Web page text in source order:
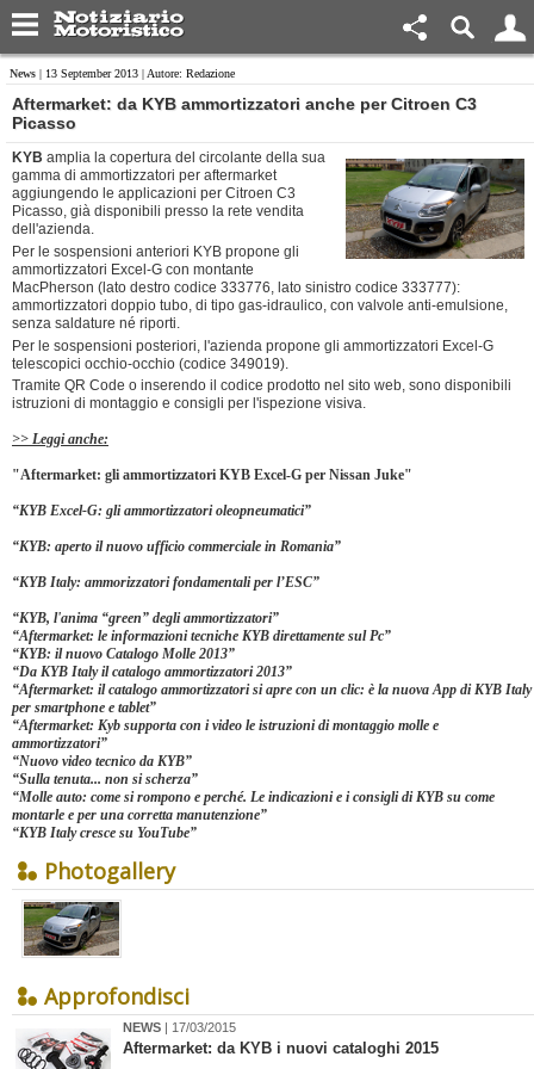
News | 13 September 2013 | Autore: Redazione
Aftermarket: da KYB ammortizzatori anche per Citroen C3
Picasso
KYB amplia la copertura del circolante della sua
gamma di ammortizzatori per aftermarket
aggiungendo le applicazioni per Citroen C3
Picasso, già disponibili presso la rete vendita
dell'azienda.
Per le sospensioni anteriori KYB propone gli
ammortizzatori Excel-G con montante
MacPherson (lato destro codice 333776, lato sinistro codice 333777):
ammortizzatori doppio tubo, di tipo gas-idraulico, con valvole anti-emulsione,
senza saldature né riporti.
Per le sospensioni posteriori, l'azienda propone gli ammortizzatori Excel-G
telescopici occhio-occhio (codice 349019).
Tramite QR Code o inserendo il codice prodotto nel sito web, sono disponibili
istruzioni di montaggio e consigli per l'ispezione visiva.
>> Leggi anche:
"Aftermarket: gli ammortizzatori KYB Excel-G per Nissan Juke"
“KYB Excel-G: gli ammortizzatori oleopneumatici”
“KYB: aperto il nuovo ufficio commerciale in Romania”
“KYB Italy: ammorizzatori fondamentali per l’ESC”
“KYB, l'anima “green” degli ammortizzatori”
“Aftermarket: le informazioni tecniche KYB direttamente sul Pc”
“KYB: il nuovo Catalogo Molle 2013”
“Da KYB Italy il catalogo ammortizzatori 2013”
“Aftermarket: il catalogo ammortizzatori si apre con un clic: è la nuova App di KYB Italy
per smartphone e tablet”
“Aftermarket: Kyb supporta con i video le istruzioni di montaggio molle e
ammortizzatori”
“Nuovo video tecnico da KYB”
“Sulla tenuta... non si scherza”
“Molle auto: come si rompono e perché. Le indicazioni e i consigli di KYB su come
montarle e per una corretta manutenzione”
“KYB Italy cresce su YouTube”
Photogallery
Approfondisci
NEWS | 17/03/2015
Aftermarket: da KYB i nuovi cataloghi 2015